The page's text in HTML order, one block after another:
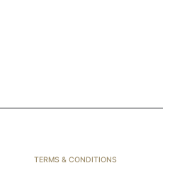
TERMS & CONDITIONS